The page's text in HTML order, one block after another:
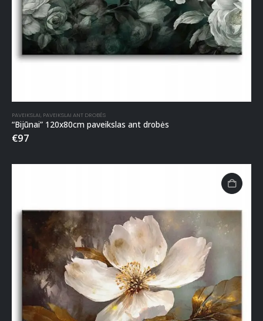
PAVEIKSLAI, PAVEIKSLAI ANT DROBĖS
“Bijūnai” 120x80cm paveikslas ant drobės
€97